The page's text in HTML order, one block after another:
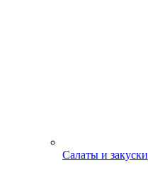
Салаты и закуски